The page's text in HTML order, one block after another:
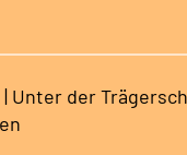
Unter der